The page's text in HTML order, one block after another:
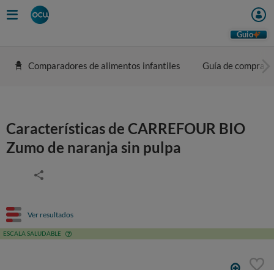
Guio
Comparadores de alimentos infantiles Guía de compra
Características de CARREFOUR BIO
Zumo de naranja sin pulpa
Ver resultados
ESCALA SALUDABLE